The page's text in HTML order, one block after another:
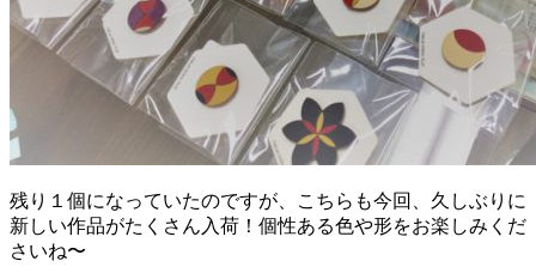
残り１個になっていたのですが、こちらも今回、久しぶりに
新しい作品がたくさん入荷！個性ある色や形をお楽しみくだ
さいね〜